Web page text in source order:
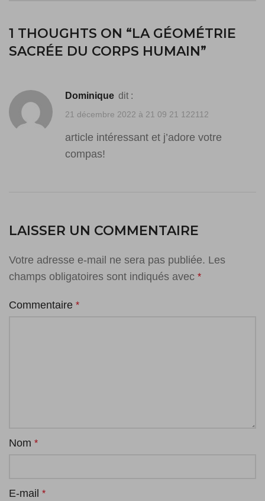
1 THOUGHTS ON “LA GÉOMÉTRIE
SACRÉE DU CORPS HUMAIN”
dominique dit :
21 décembre 2022 à 21 09 21 122112
article intéressant et j’adore votre
compas!
LAISSER UN COMMENTAIRE
Votre adresse e-mail ne sera pas publiée. Les
champs obligatoires sont indiqués avec *
Commentaire *
Nom *
E-mail *